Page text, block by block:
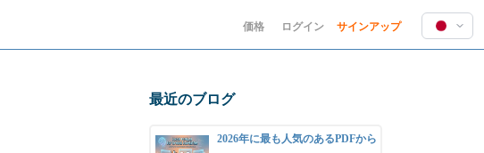
価格 ログイン サインアップ
Français
最近のブログ
2026年に最も人気のあるPDFから